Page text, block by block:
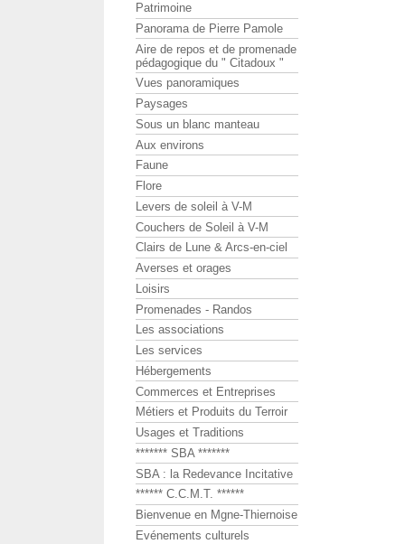
Patrimoine
Panorama de Pierre Pamole
Aire de repos et de promenade
pédagogique du " Citadoux "
Vues panoramiques
Paysages
Sous un blanc manteau
Aux environs
Faune
Flore
Levers de soleil à V-M
Couchers de Soleil à V-M
Clairs de Lune & Arcs-en-ciel
Averses et orages
Loisirs
Promenades - Randos
Les associations
Les services
Hébergements
Commerces et Entreprises
Métiers et Produits du Terroir
Usages et Traditions
******* SBA *******
SBA : la Redevance Incitative
****** C.C.M.T. ******
Bienvenue en Mgne-Thiernoise
Evénements culturels